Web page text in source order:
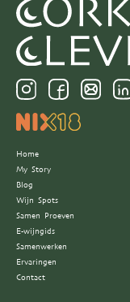
Home
My Story
Blog
Wijn Spots
Samen Proeven
E-wijngids
Samenwerken
Ervaringen
Contact